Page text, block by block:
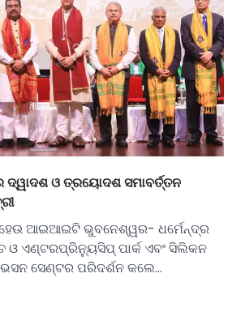
ଓ ତ୍ରୟୋଦଶ ସମାବର୍ତ୍ତନ
ଆଇଆଇଟି ଭୁବନେଶ୍ୱର- ଧର୍ମେନ୍ଦ୍ର
ଓ ଏଣ୍ଟରପ୍ରିନ୍ୟୁସିପ୍ ପାର୍କ ଏବଂ ସିଲିକନ
ସେଣ୍ଟର ପରିଦର୍ଶନ କଲେ…